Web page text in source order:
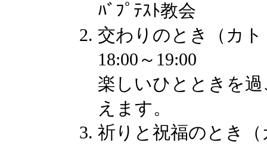
ﾊﾞﾌﾟﾃｽﾄ教会
交わりのとき（カ
18:00～19:00
楽しいひとときを過
えます。
祈りと祝福のとき